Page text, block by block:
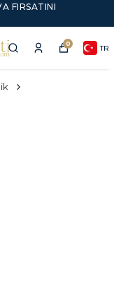
FIRSATINI
0 TR